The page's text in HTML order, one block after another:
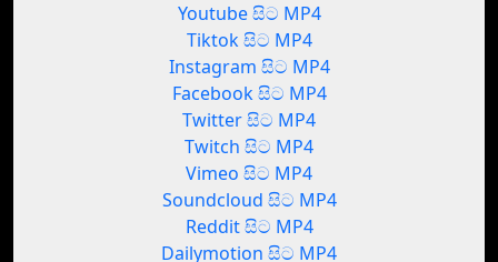
Youtube සිට MP4
Tiktok සිට MP4
Instagram සිට MP4
Facebook සිට MP4
Twitter සිට MP4
Twitch සිට MP4
Vimeo සිට MP4
Soundcloud සිට MP4
Reddit සිට MP4
Dailymotion සිට MP4